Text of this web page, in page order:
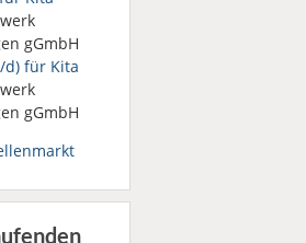
gGmbH
d) für Kita
gGmbH